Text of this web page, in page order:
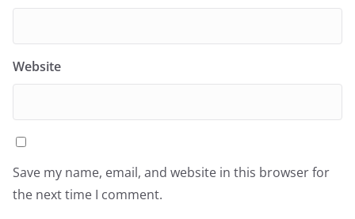
Website
Save my name, email, and website in this browser for
the next time I comment.